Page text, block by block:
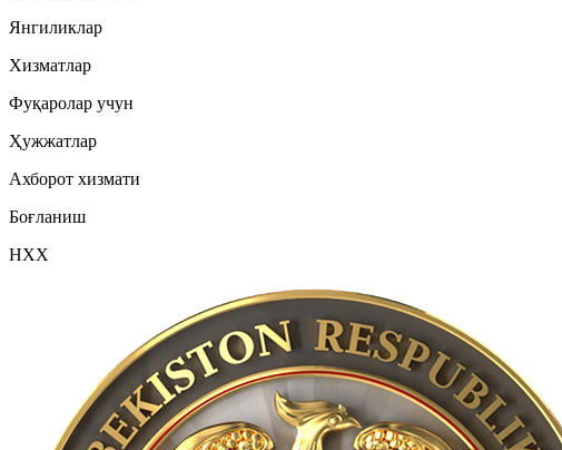
Янгиликлар
Хизматлар
Фуқаролар учун
Ҳужжатлар
Ахборот хизмати
Боғланиш
НХХ